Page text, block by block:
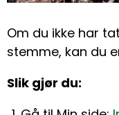
Om du ikke har
stemme, kan du
Slik gjør du: